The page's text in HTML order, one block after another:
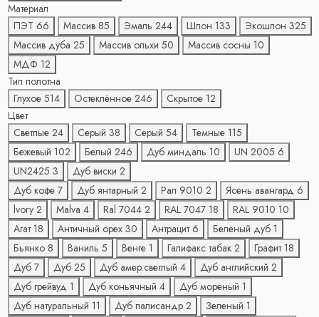
Материал
ПЭТ 66 Массив 85 Эмаль 244 Шпон 133 Экошпон 325
Массив дуба 25 Массив ольхи 50 Массив сосны 10
МДФ 12
Тип полотна
Глухое 514 Остеклённое 246 Скрытое 12
Цвет
Светлые 24 Серый 38 Серый 54 Темные 115
Бежевый 102 Белый 246 Дуб миндаль 10 UN 2005 6
UN2425 3 Дуб виски 2
Дуб кофе 7 Дуб янтарный 2 Рал 9010 2 Ясень авангард 6
lvory 2 Malva 4 Ral 7044 2 RAL 7047 18 RAL 9010 10
Агат 18 Античный орех 30 Антрацит 6 Беленый дуб 1
Бьянко 8 Ваниль 5 Венге 1 Галифакс табак 2 Графит 18
Дуб 7 Дуб 25 Дуб амер.светлый 4 Дуб английский 2
Дуб грейвуд 1 Дуб коньячный 4 Дуб мореный 1
Дуб натуральный 11 Дуб палисандр 2 Зеленый 1